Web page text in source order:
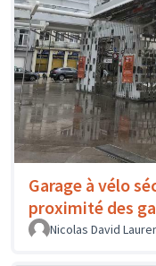
Garage à vélo
proximité des
Nicolas David